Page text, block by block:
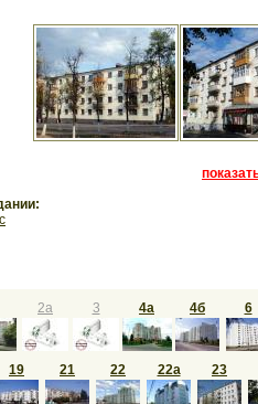
2а 3 4а 4б 6
19 21 22 22а 23